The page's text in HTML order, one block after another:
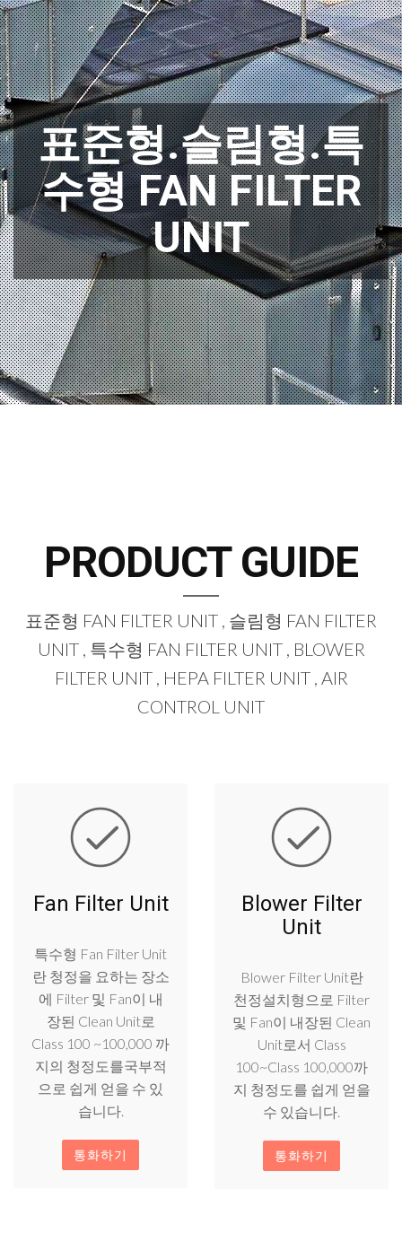
표준형.슬림형.특
수형 FAN FILTER
UNIT
PRODUCT GUIDE
표준형 FAN FILTER UNIT , 슬림형 FAN FILTER
UNIT , 특수형 FAN FILTER UNIT , BLOWER
FILTER UNIT , HEPA FILTER UNIT , AIR
CONTROL UNIT
Fan Filter Unit
특수형 Fan Filter Unit
란 청정을 요하는 장소
에 Filter 및 Fan이 내
장된 Clean Unit로
Class 100 ~100,000 까
지의 청정도를국부적
으로 쉽게 얻을 수 있
습니다.
통화하기
Blower Filter
Unit
Blower Filter Unit란
천정설치형으로 Filter
및 Fan이 내장된 Clean
Unit로서 Class
100~Class 100,000까
지 청정도를 쉽게 얻을
수 있습니다.
통화하기